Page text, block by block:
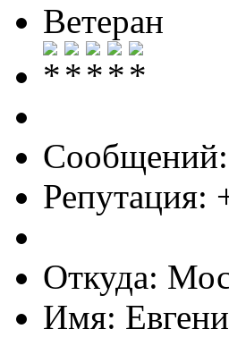
Ветеран
Репутация:
Откуда:
Имя: